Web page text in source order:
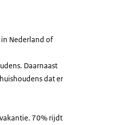
Nederland of
Daarnaast
dat er
70% rijdt